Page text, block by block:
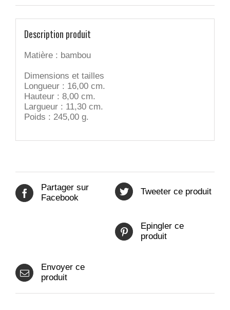
Description produit
Matière : bambou
Dimensions et tailles
Longueur : 16,00 cm.
Hauteur : 8,00 cm.
Largueur : 11,30 cm.
Poids : 245,00 g.
Partager sur
Facebook
Tweeter ce produit
Epingler ce
produit
Envoyer ce
produit